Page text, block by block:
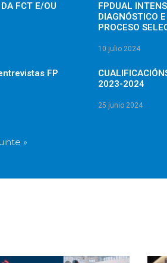
FCT E/OU
FPDUAL
DIAGNÓSTICO
PROCESO
10 julio 2024
FP
2023-2024
25 junio 2024
»